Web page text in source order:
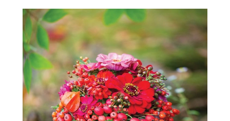
ZWYCZAJE
ZRÓB TO SAM
PRZEPISY